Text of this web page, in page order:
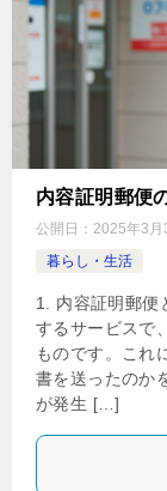
内容証明郵便
公開日： 2025年3月
暮らし・生活
1. 内容証明郵便
するサービスで
ものです。これ
書を送ったのか
が発生 […]